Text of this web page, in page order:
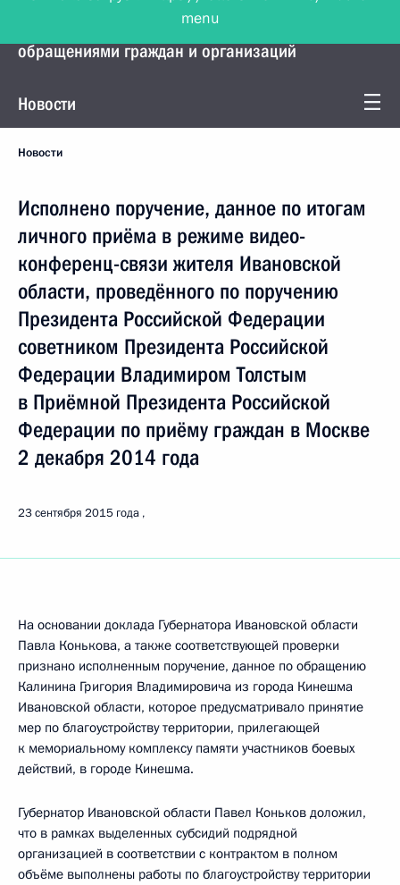
Управление Президента по работе с
обращениями граждан и организаций
Новости
Новости
Исполнено поручение, данное по итогам
личного приёма в режиме видео-
конференц-связи жителя Ивановской
области, проведённого по поручению
Президента Российской Федерации
советником Президента Российской
Федерации Владимиром Толстым
в Приёмной Президента Российской
Федерации по приёму граждан в Москве
2 декабря 2014 года
23 сентября 2015 года
На основании доклада Губернатора Ивановской области
Павла Конькова, а также соответствующей проверки
признано исполненным поручение, данное по обращению
Калинина Григория Владимировича из города Кинешма
Ивановской области, которое предусматривало принятие
мер по благоустройству территории, прилегающей
к мемориальному комплексу памяти участников боевых
действий, в городе Кинешма.
Губернатор Ивановской области Павел Коньков доложил,
что в рамках выделенных субсидий подрядной
организацией в соответствии с контрактом в полном
объёме выполнены работы по благоустройству территории
menu